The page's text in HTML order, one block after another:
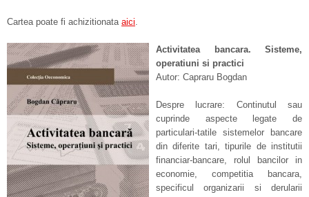
Cartea poate fi achizitionata aici.
Activitatea bancara. Sisteme,
operatiuni si practici
Autor: Capraru Bogdan
Despre lucrare: Continutul sau
cuprinde aspecte legate de
particulari-tatile sistemelor bancare
din diferite tari, tipurile de institutii
financiar-bancare, rolul bancilor in
economie, competitia bancara,
specificul organizarii si derularii